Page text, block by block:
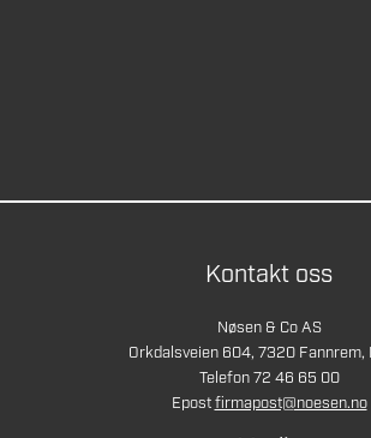
Kontakt oss
Nøsen & Co AS
Orkdalsveien 604, 7320 Fannrem,
Telefon 72 46 65 00
Epostfirmapost@noesen.no